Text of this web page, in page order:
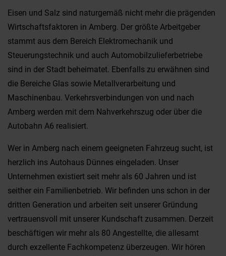
Eisen und Salz sind naturgemäß nicht mehr die prägenden
Wirtschaftsfaktoren in Amberg. Der größte Arbeitgeber
stammt aus dem Bereich Elektromechanik und
Steuerungstechnik und auch Automobilzulieferbetriebe
sind in der Stadt beheimatet. Ebenfalls zu erwähnen sind
die Bereiche Glas sowie Metallverarbeitung und
Maschinenbau. Verkehrsverbindungen von und nach
Amberg werden mit dem Nahverkehrszug oder über die
Autobahn A6 realisiert.
Wer in Amberg nach einem geeigneten Fahrzeug sucht, ist
herzlich ins Autohaus Dünnes eingeladen. Unser
Unternehmen existiert seit mehr als 60 Jahren und ist
seither ein Familienbetrieb. Wir befinden uns schon in der
dritten Generation und arbeiten seit unserer Gründung
vertrauensvoll mit unserer Kundschaft zusammen. Derzeit
beschäftigen wir mehr als 80 Angestellte, die allesamt
durch exzellente Fachkompetenz überzeugen. Wir hören